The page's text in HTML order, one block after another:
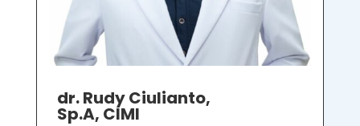
dr. Rudy Ciulianto,
Sp.A, CIMI